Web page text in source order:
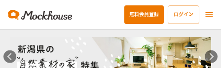
無料会員登録 ログイン